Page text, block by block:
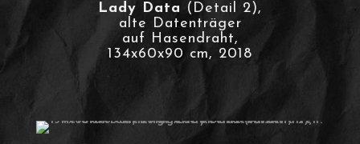
Lady Data (Detail 2),
alte Datenträger
auf Hasendraht,
134x60x90 cm, 2018